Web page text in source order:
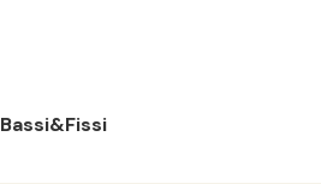
Bassi&Fissi